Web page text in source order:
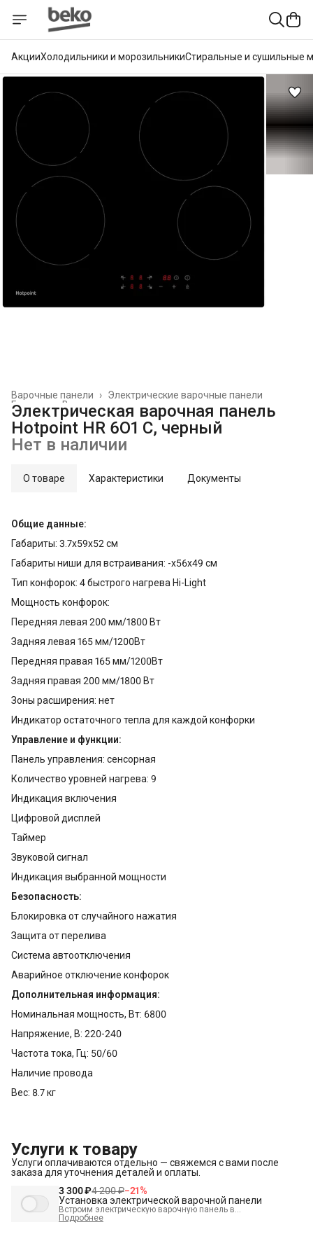
АкцииХолодильники и морозильникиСтиральные и сушильные
Электрические варочные панели
Варочные панели
›
Встраиваемая техника
Главная
Электрическая варочная панель
Hotpoint HR 6O1 C, черный
Нет в наличии
О товаре Характеристики Документы
Общие данные:
Габариты: 3.7x59x52 см
Габариты ниши для встраивания: -x56x49 см
Тип конфорок: 4 быстрого нагрева Hi-Light
Мощность конфорок:
Передняя левая 200 мм/1800 Вт
Задняя левая 165 мм/1200Вт
Передняя правая 165 мм/1200Вт
Задняя правая 200 мм/1800 Вт
Зоны расширения: нет
Индикатор остаточного тепла для каждой конфорки
Управление и функции:
Панель управления: сенсорная
Количество уровней нагрева: 9
Индикация включения
Цифровой дисплей
Таймер
Звуковой сигнал
Индикация выбранной мощности
Безопасность:
Блокировка от случайного нажатия
Защита от перелива
Система автоотключения
Аварийное отключение конфорок
Дополнительная информация:
Номинальная мощность, Вт: 6800
Напряжение, В: 220-240
Частота тока, Гц: 50/60
Наличие провода
Вес: 8.7 кг
Услуги к товару
Услуги оплачиваются отдельно — свяжемся с вами после
заказа для уточнения деталей и оплаты.
3 300 ₽4 200 ₽−21%
Установка электрической варочной панели
Встроим электрическую варочную панель в
подготовленное место и подключим к электрике.
Подробнее